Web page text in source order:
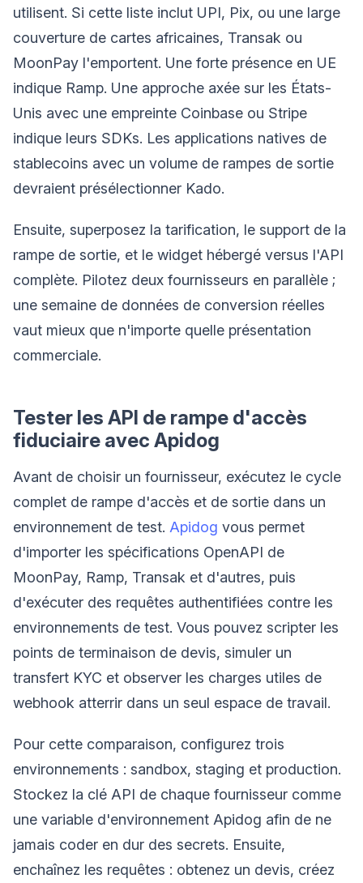
utilisent. Si cette liste inclut UPI, Pix, ou une large
couverture de cartes africaines, Transak ou
MoonPay l'emportent. Une forte présence en UE
indique Ramp. Une approche axée sur les États-
Unis avec une empreinte Coinbase ou Stripe
indique leurs SDKs. Les applications natives de
stablecoins avec un volume de rampes de sortie
devraient présélectionner Kado.
Ensuite, superposez la tarification, le support de la
rampe de sortie, et le widget hébergé versus l'API
complète. Pilotez deux fournisseurs en parallèle ;
une semaine de données de conversion réelles
vaut mieux que n'importe quelle présentation
commerciale.
Tester les API de rampe d'accès
fiduciaire avec Apidog
Avant de choisir un fournisseur, exécutez le cycle
complet de rampe d'accès et de sortie dans un
environnement de test. Apidog vous permet
d'importer les spécifications OpenAPI de
MoonPay, Ramp, Transak et d'autres, puis
d'exécuter des requêtes authentifiées contre les
environnements de test. Vous pouvez scripter les
points de terminaison de devis, simuler un
transfert KYC et observer les charges utiles de
webhook atterrir dans un seul espace de travail.
Pour cette comparaison, configurez trois
environnements : sandbox, staging et production.
Stockez la clé API de chaque fournisseur comme
une variable d'environnement Apidog afin de ne
jamais coder en dur des secrets. Ensuite,
enchaînez les requêtes : obtenez un devis, créez